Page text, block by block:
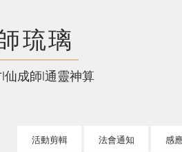
琉璃
成師l通靈神算
活動剪輯 法會通知 感